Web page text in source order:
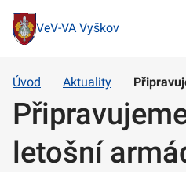
VeV-VA Vyškov
Úvod Aktuality
letošní